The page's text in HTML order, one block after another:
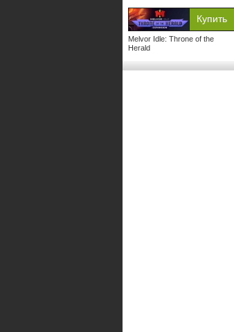
Melvor Idle: Throne of the
Herald